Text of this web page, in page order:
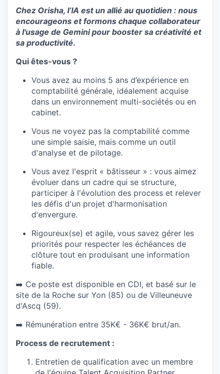
Chez Orisha, l’IA est un allié au quotidien : nous
encourageons et formons chaque collaborateur
à l'usage de Gemini pour booster sa créativité et
sa productivité.
Qui êtes-vous ?
Vous avez au moins 5 ans d’expérience en
comptabilité générale, idéalement acquise
dans un environnement multi-sociétés ou en
cabinet.
Vous ne voyez pas la comptabilité comme
une simple saisie, mais comme un outil
d'analyse et de pilotage.
Vous avez l'esprit « bâtisseur » : vous aimez
évoluer dans un cadre qui se structure,
participer à l'évolution des process et relever
les défis d'un projet d'harmonisation
d'envergure.
Rigoureux(se) et agile, vous savez gérer les
priorités pour respecter les échéances de
clôture tout en produisant une information
fiable.
➡️ Ce poste est disponible en CDI, et basé sur le
site de la Roche sur Yon (85) ou de Villeuneuve
d'Ascq (59).
➡️ Rémunération entre 35K€ - 36K€ brut/an.
Process de recrutement :
Entretien de qualification avec un membre